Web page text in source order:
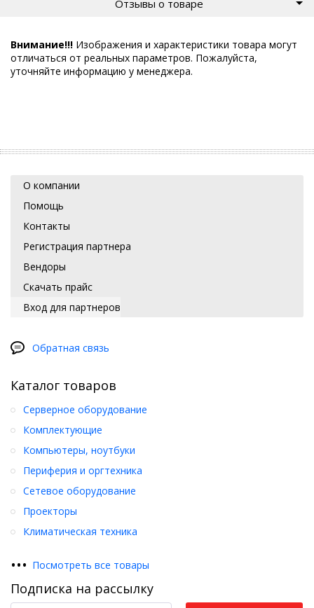
Отзывы о товаре
Внимание!!! Изображения и характеристики товара могут
отличаться от реальных параметров. Пожалуйста,
уточняйте информацию у менеджера.
О компании
Помощь
Контакты
Регистрация партнера
Вендоры
Скачать прайс
Вход для партнеров
Обратная связь
Каталог товаров
Серверное оборудование
Комплектующие
Компьютеры, ноутбуки
Периферия и оргтехника
Сетевое оборудование
Проекторы
Климатическая техника
••• Посмотреть все товары
Подписка на рассылку